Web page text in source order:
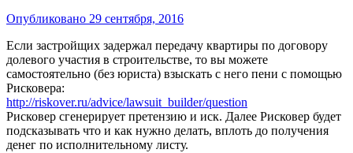
Опубликовано 29 сентября, 2016
Если застройщих задержал передачу квартиры по договору
долевого участия в строительстве, то вы можете
самостоятельно (без юриста) взыскать с него пени с помощью
Рисковера:
http://riskover.ru/advice/lawsuit_builder/question
Рисковер сгенерирует претензию и иск. Далее Рисковер будет
подсказывать что и как нужно делать, вплоть до получения
денег по исполнительному листу.